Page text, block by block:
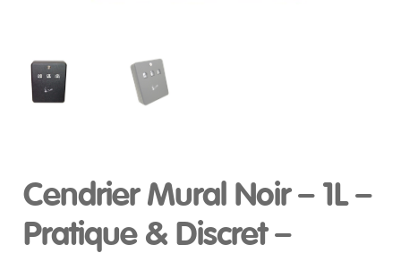
Cendrier Mural Noir – 1L –
Pratique & Discret –